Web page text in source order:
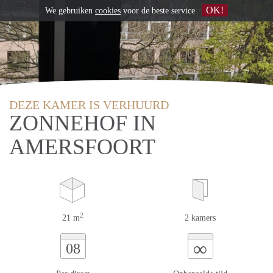
DEZE KAMER IS VERHUURD
ZONNEHOF IN
AMERSFOORT
21 m2 2 kamers
08 ∞
We gebruiken cookies voor de beste service OK!